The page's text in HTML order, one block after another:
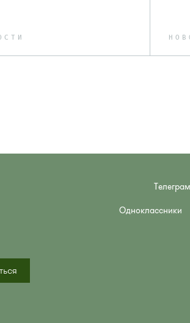
Телеграм
Одноклассники